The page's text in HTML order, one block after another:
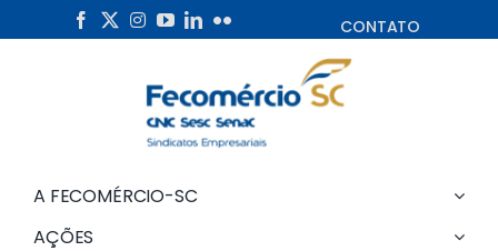
to
CONTATO
A FECOMÉRCIO-SC
AÇÕES